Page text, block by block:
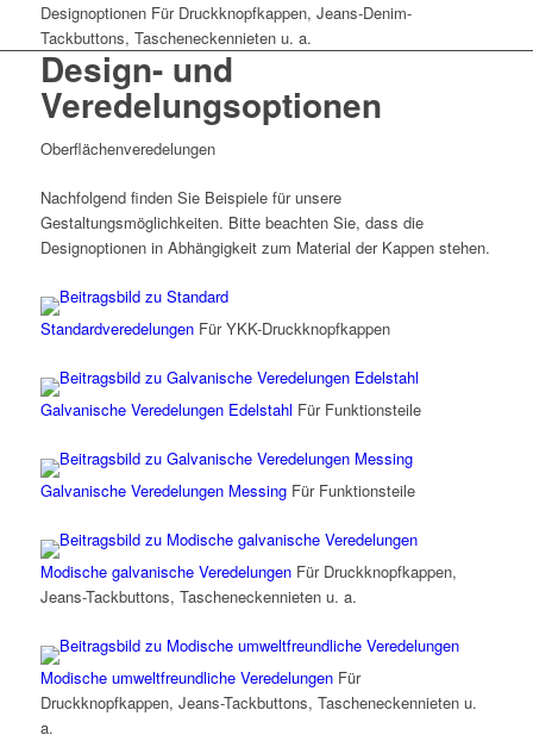
Designoptionen Für Druckknopfkappen, Jeans-Denim-
Tackbuttons, Tascheneckennieten u. a.
Design- und
Veredelungsoptionen
Oberflächen­veredelungen
Nachfolgend finden Sie Beispiele für unsere
Gestaltungsmöglichkeiten. Bitte beachten Sie, dass die
Designoptionen in Abhängigkeit zum Material der Kappen stehen.
Standardveredelungen Für YKK-Druckknopfkappen
Galvanische Veredelungen Edelstahl Für Funktionsteile
Galvanische Veredelungen Messing Für Funktionsteile
Modische galvanische Veredelungen Für Druckknopfkappen,
Jeans-Tackbuttons, Tascheneckennieten u. a.
Modische umweltfreundliche Veredelungen Für
Druckknopfkappen, Jeans-Tackbuttons, Tascheneckennieten u.
a.